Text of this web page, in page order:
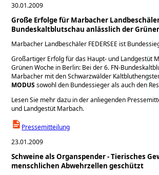
30.01.2009
Große Erfolge für Marbacher
Bundeskaltblutschau anlässlich der
Marbacher Landbeschäler FEDERSEE ist
Großartiger Erfolg für das Haupt- und Landgestüt
Grünen Woche in Berlin: Bei der 6. FN-
Marbacher mit den Schwarzwälder
MODUS sowohl den Bundessieger als auch den
Lesen Sie mehr dazu in der anliegenden
und Landgestüt Marbach.
Pressemitteilung
23.01.2009
Schweine als Organspender - Tierisches
menschlichen Abwehrzellen geschützt